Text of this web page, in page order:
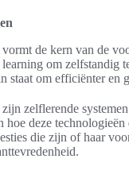
de kern van de
om zelfstandig
om efficiënter en
zelflerende
deze
die zijn of haar